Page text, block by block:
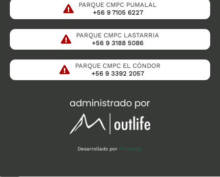
PARQUE CMPC PUMALAL
+56 9 7105 6227
PARQUE CMPC LASTARRIA
+56 9 3188 5086
PARQUE CMPC EL CÓNDOR
+56 9 3392 2057
Desarrollado por Prismatyc